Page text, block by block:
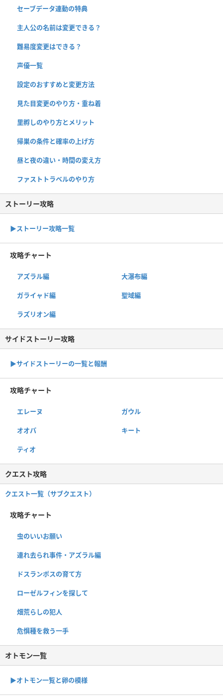
セーブデータ連動の特典
主人公の名前は変更できる？
難易度変更はできる？
声優一覧
設定のおすすめと変更方法
見た目変更のやり方・重ね着
里孵しのやり方とメリット
帰巣の条件と確率の上げ方
昼と夜の違い・時間の変え方
ファストトラベルのやり方
ストーリー攻略
▶︎ストーリー攻略一覧
攻略チャート
アズラル編 大瀑布編
ガライャド編 聖域編
ラズリオン編
サイドストーリー攻略
▶サイドストーリーの一覧と報酬
攻略チャート
エレーヌ ガウル
オオパ キート
ティオ
クエスト攻略
クエスト一覧（サブクエスト）
攻略チャート
虫のいいお願い
連れ去られ事件・アズラル編
ドスランポスの育て方
ローゼルフィンを探して
畑荒らしの犯人
危惧種を救う一手
オトモン一覧
▶︎オトモン一覧と卵の模様